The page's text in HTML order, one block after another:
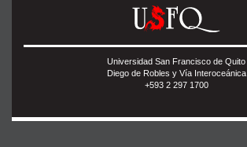
Universidad San Francisco de Quito
Diego de Robles y Vía Interoceánica
+593 2 297 1700